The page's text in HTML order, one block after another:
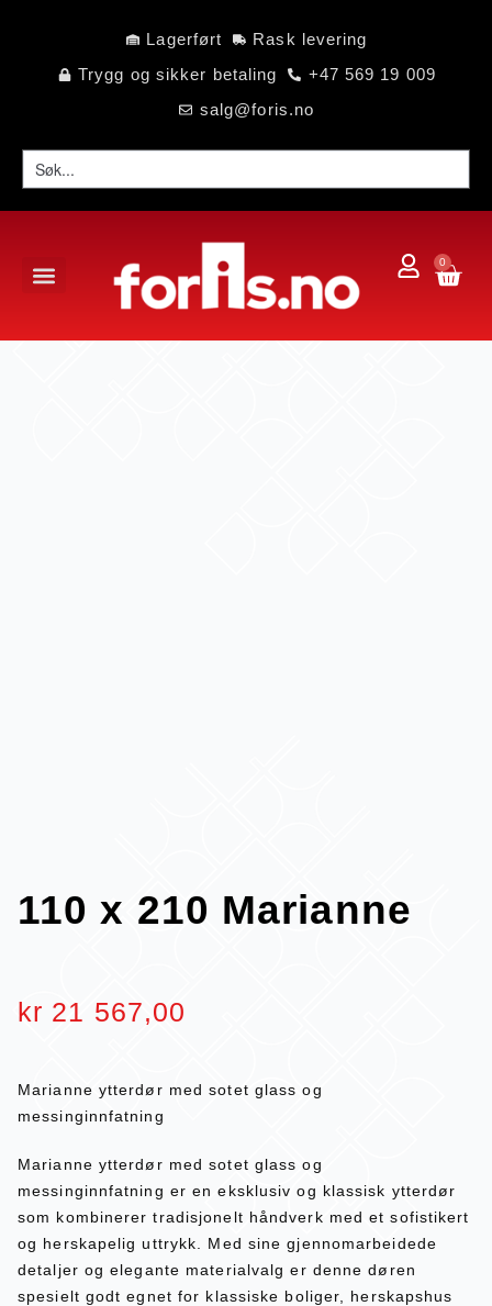
Lagerført
Rask levering
Trygg og sikker betaling
+47 569 19 009
salg@foris.no
0
110 x 210 Marianne
kr 21 567,00
Marianne ytterdør med sotet glass og
messinginnfatning
Marianne ytterdør med sotet glass og
messinginnfatning er en eksklusiv og klassisk ytterdør
som kombinerer tradisjonelt håndverk med et sofistikert
og herskapelig uttrykk. Med sine gjennomarbeidede
detaljer og elegante materialvalg er denne døren
spesielt godt egnet for klassiske boliger, herskapshus